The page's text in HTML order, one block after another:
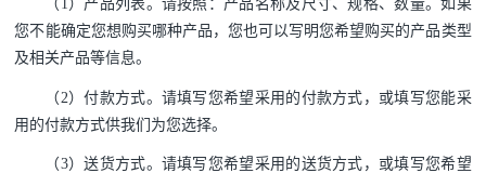
（1）产品列表。请按照：产品名称及尺寸、规格、数量。如果
您不能确定您想购买哪种产品，您也可以写明您希望购买的产品类型
及相关产品等信息。
（2）付款方式。请填写您希望采用的付款方式，或填写您能采
用的付款方式供我们为您选择。
（3）送货方式。请填写您希望采用的送货方式，或填写您希望